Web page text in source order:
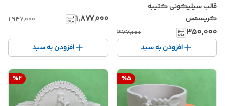
قالب سیلیکونی کتیبه
کریسمس
۳۵۰٬۰۰۰ ۳۷۷٬۰۰۰
افزودن به سبد
۱٬۸۷۷٬۰۰۰ ۱٬۹۴۷٬۰۰۰
افزودن به سبد
%5
%2